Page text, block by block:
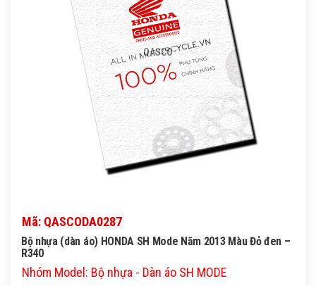
QASCO
Mã: QASCODA0287
Bộ nhựa (dàn áo) HONDA SH Mode Năm 2013 Màu Đỏ đen –
R340
Nhóm Model: Bộ nhựa - Dàn áo SH MODE